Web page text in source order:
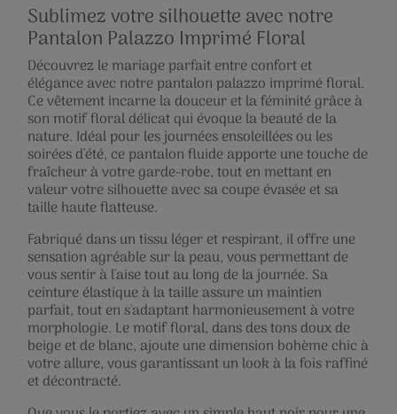
Sublimez votre silhouette avec notre
Pantalon Palazzo Imprimé Floral
Découvrez le mariage parfait entre confort et
élégance avec notre pantalon palazzo imprimé floral.
Ce vêtement incarne la douceur et la féminité grâce à
son motif floral délicat qui évoque la beauté de la
nature. Idéal pour les journées ensoleillées ou les
soirées d'été, ce pantalon fluide apporte une touche de
fraîcheur à votre garde-robe, tout en mettant en
valeur votre silhouette avec sa coupe évasée et sa
taille haute flatteuse.
Fabriqué dans un tissu léger et respirant, il offre une
sensation agréable sur la peau, vous permettant de
vous sentir à l'aise tout au long de la journée. Sa
ceinture élastique à la taille assure un maintien
parfait, tout en s'adaptant harmonieusement à votre
morphologie. Le motif floral, dans des tons doux de
beige et de blanc, ajoute une dimension bohème chic à
votre allure, vous garantissant un look à la fois raffiné
et décontracté.